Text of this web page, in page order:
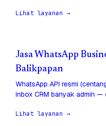
Lihat layanan →
Jasa WhatsApp
Balikpapan
WhatsApp API resmi
inbox CRM banyak admin —
Lihat layanan →